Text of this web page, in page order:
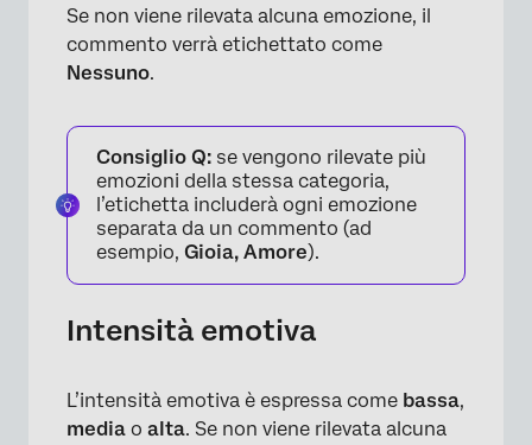
Se non viene rilevata alcuna emozione, il
commento verrà etichettato come
Nessuno.
Consiglio Q: se vengono rilevate più
emozioni della stessa categoria,
l’etichetta includerà ogni emozione
separata da un commento (ad
esempio, Gioia, Amore).
Intensità emotiva
L’intensità emotiva è espressa come bassa,
media o alta. Se non viene rilevata alcuna